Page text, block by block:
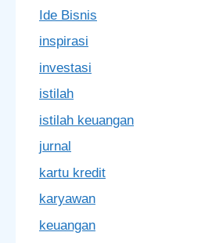
Ide Bisnis
inspirasi
investasi
istilah
istilah keuangan
jurnal
kartu kredit
karyawan
keuangan